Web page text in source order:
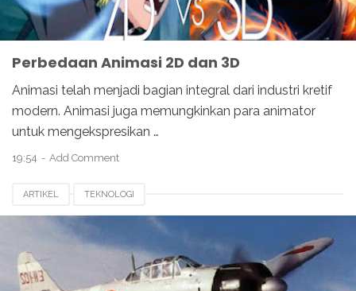
Perbedaan Animasi 2D dan 3D
Animasi telah menjadi bagian integral dari industri kretif
modern. Animasi juga memungkinkan para animator
untuk mengekspresikan …
19:54 Add Comment
ARTIKEL TEKNOLOGI